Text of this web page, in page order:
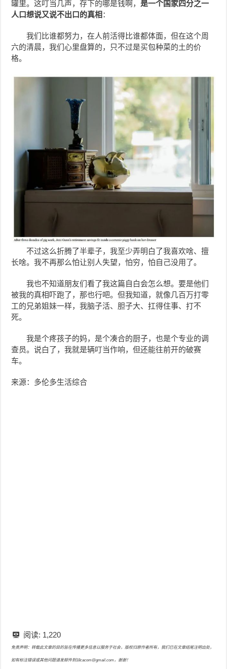
罐里。这叮当几声，存下的哪是钱啊，是一个国家四分之一
人口想说又说不出口的真相 ：
我们比谁都努力，在人前活得比谁都体面，但在这个周
六的清晨，我们心里盘算的，只不过是买包种菜的土的价
格。
不过这么折腾了半辈子，我至少弄明白了我喜欢啥、擅
长啥。我不再那么怕让别人失望，怕穷，怕自己没用了。
我也不知道朋友们看了我这篇自白会怎么想。要是他们
被我的真相吓跑了，那也行吧。但我知道，就像几百万打零
工的兄弟姐妹一样，我脑子活、胆子大、扛得住事、打不
死。
我是个疼孩子的妈，是个凑合的厨子，也是个专业的调
查员。说白了，我就是辆叮当作响，但还能往前开的破赛
车。
来源：多伦多生活综合
阅读: 1,220
免责声明：转载此文章的目的旨在传播更多信息以服务于社会，版权归原作者所有，我们已在文章结尾注明出处，
如有标注错误或其他问题请发邮件到18cacom@gmail.com，谢谢！